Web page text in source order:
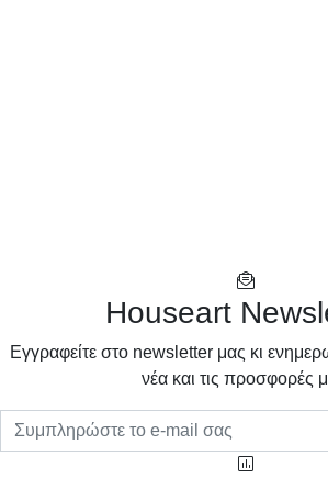
Houseart
Eγγραφείτε στο newsletter μας κι
νέα και τις προσφορές